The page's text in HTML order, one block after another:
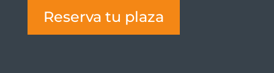
Reserva tu plaza